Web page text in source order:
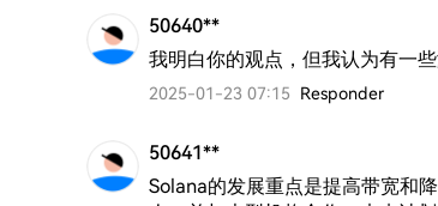
50640**
我明白你的观点，但我认为有一些
2025-01-23 07:15 Responder
50641**
Solana的发展重点是提高带宽和